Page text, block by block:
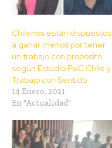
Chilenos están dispuestos
a ganar menos por tener
un trabajo con propósito
según Estudio PwC Chile y
Trabajo con Sentido
14 Enero, 2021
En "Actualidad"